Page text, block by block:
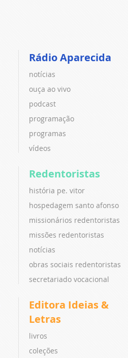
Rádio Aparecida
notícias
ouça ao vivo
podcast
programação
programas
vídeos
Redentoristas
história pe. vitor
hospedagem santo afonso
missionários redentoristas
missões redentoristas
notícias
obras sociais redentoristas
secretariado vocacional
Editora Ideias &
Letras
livros
coleções